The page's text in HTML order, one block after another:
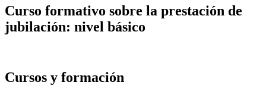
Curso formativo sobre la prestación de
jubilación: nivel básico
Cursos y formación